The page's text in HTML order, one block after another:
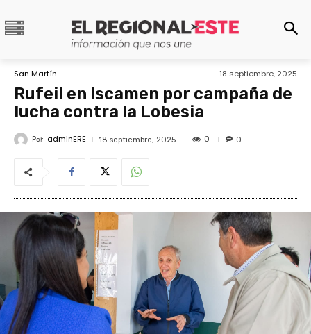
San Martín 18 septiembre, 2025
Rufeil en Iscamen por campaña de
lucha contra la Lobesia
Por adminERE 18 septiembre, 2025 0 0